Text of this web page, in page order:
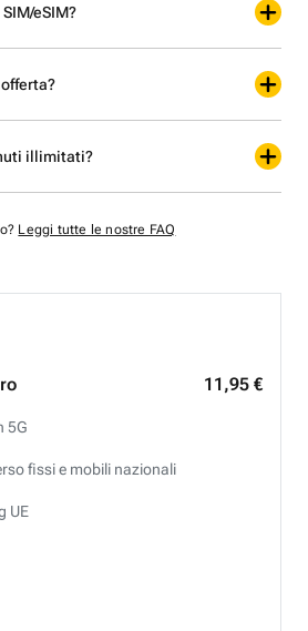
11,95 €
5G
fissi e mobili nazionali
UE
eSIM?
illimitati?
Leggi tutte le nostre FAQ